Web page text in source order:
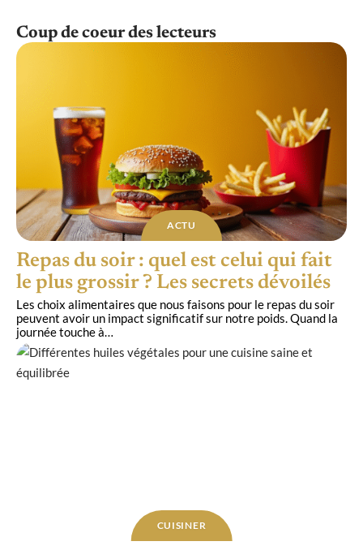
Coup de coeur des lecteurs
ACTU
Repas du soir : quel est celui qui fait
le plus grossir ? Les secrets dévoilés
Les choix alimentaires que nous faisons pour le repas du soir
peuvent avoir un impact significatif sur notre poids. Quand la
journée touche à…
CUISINER